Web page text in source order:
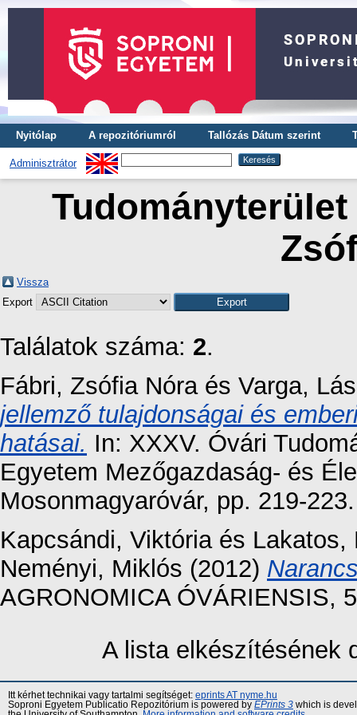
Nyitólap A repozitóriumról Tallózás Dátum szerint
Adminisztrátor
Vissza
Export
Találatok száma: 2.
Fábri, Zsófia Nóraés Varga,
jellemző tulajdonságai és
hatásai. In: XXXV. Óvári
Egyetem Mezőgazdaság- és
Mosonmagyaróvár, pp. 219-
Kapcsándi, Viktóriaés Lakatos,
Neményi, Miklós (2012)
AGRONOMICA ÓVÁRIENSIS,
A lista elkészítésének
Itt kérhet technikai vagy tartalmi segítséget: eprints AT nyme.hu
Soproni Egyetem Publicatio Repozitórium is powered by EPrints 3 which is